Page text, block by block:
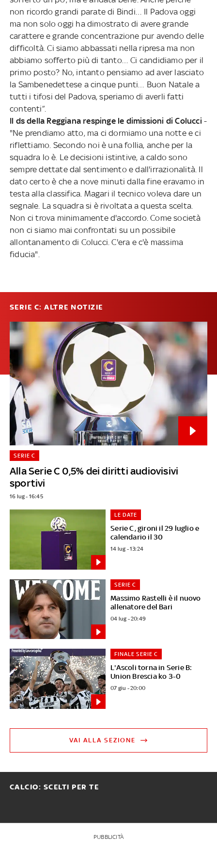
non ricordo grandi parate di Bindi… Il Padova oggi
ma non solo oggi ha dimostrato di avere grande
carattere e grande concentrazione pur avendo delle
difficoltà. Ci siamo abbassati nella ripresa ma non
abbiamo sofferto più di tanto… Ci candidiamo per il
primo posto? No, intanto pensiamo ad aver lasciato
la Sambenedettese a cinque punti… Buon Natale a
tutti i tifosi del Padova, speriamo di averli fatti
contenti”.
Il ds della Reggiana respinge le dimissioni di Colucci -
"Ne prendiamo atto, ma ci dormiamo una notte e ci
riflettiamo. Secondo noi è una follia, anche per la
squadra lo è. Le decisioni istintive, a caldo sono
sempre dettate dal sentimento e dall'irrazionalità. Il
dato certo è che a nove minuti dalla fine eravamo in
testa alla classifica. Magari il tecnico voleva dare un
segnale. La squadra si è rivoltata a questa scelta.
Non ci trova minimamente d'accordo. Come società
non ci siamo mai confrontati su un possibile
allontanamento di Colucci. C'era e c'è massima
fiducia".
SERIE C: ALTRE NOTIZIE
Alla Serie C 0,5% dei diritti audiovisivi
sportivi
SERIE C
16 lug - 16:45
Serie C, gironi il 29 luglio e
calendario il 30
LE DATE
14 lug - 13:24
Massimo Rastelli è il nuovo
allenatore del Bari
SERIE C
04 lug - 20:49
L'Ascoli torna in Serie B:
Union Brescia ko 3-0
FINALE SERIE C
07 giu - 20:00
VAI ALLA SEZIONE
CALCIO: SCELTI PER TE
PUBBLICITÀ